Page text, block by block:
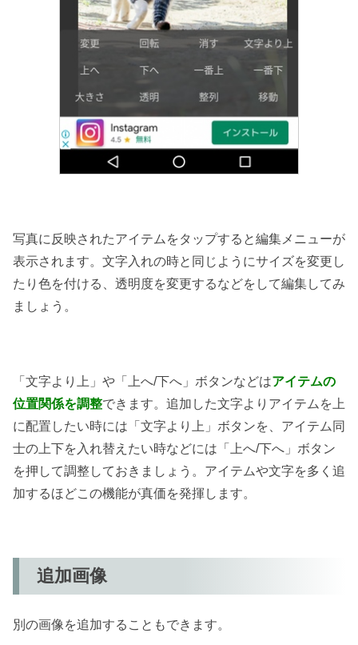
写真に反映されたアイテムをタップすると編集メニューが
表示されます。文字入れの時と同じようにサイズを変更し
たり色を付ける、透明度を変更するなどをして編集してみ
ましょう。
「文字より上」や「上へ/下へ」ボタンなどはアイテムの
位置関係を調整できます。追加した文字よりアイテムを上
に配置したい時には「文字より上」ボタンを、アイテム同
士の上下を入れ替えたい時などには「上へ/下へ」ボタン
を押して調整しておきましょう。アイテムや文字を多く追
加するほどこの機能が真価を発揮します。
追加画像
別の画像を追加することもできます。